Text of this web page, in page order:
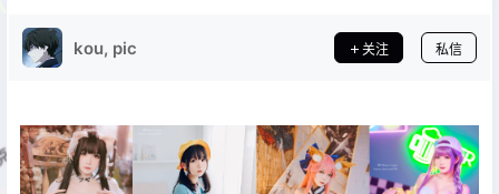
kou, pic 关注 私信